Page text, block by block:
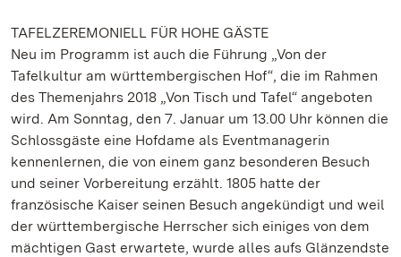
TAFELZEREMONIELL FÜR HOHE GÄSTE
Neu im Programm ist auch die Führung „Von der
Tafelkultur am württembergischen Hof“, die im Rahmen
des Themenjahrs 2018 „Von Tisch und Tafel“ angeboten
wird. Am Sonntag, den 7. Januar um 13.00 Uhr können die
Schlossgäste eine Hofdame als Eventmanagerin
kennenlernen, die von einem ganz besonderen Besuch
und seiner Vorbereitung erzählt. 1805 hatte der
französische Kaiser seinen Besuch angekündigt und weil
der württembergische Herrscher sich einiges von dem
mächtigen Gast erwartete, wurde alles aufs Glänzendste